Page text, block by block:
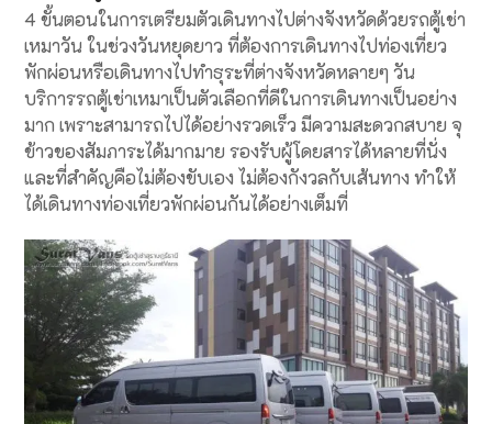
4 ขั้นตอนในการเตรียมตัวเดินทางไปต่างจังหวัดด้วยรถตู้เช่า
เหมาวัน ในช่วงวันหยุดยาว ที่ต้องการเดินทางไปท่องเที่ยว
พักผ่อนหรือเดินทางไปทำธุระที่ต่างจังหวัดหลายๆ วัน
บริการรถตู้เช่าเหมาเป็นตัวเลือกที่ดีในการเดินทางเป็นอย่าง
มาก เพราะสามารถไปได้อย่างรวดเร็ว มีความสะดวกสบาย จุ
ข้าวของสัมภาระได้มากมาย รองรับผู้โดยสารได้หลายที่นั่ง
และที่สำคัญคือไม่ต้องขับเอง ไม่ต้องกังวลกับเส้นทาง ทำให้
ได้เดินทางท่องเที่ยวพักผ่อนกันได้อย่างเต็มที่